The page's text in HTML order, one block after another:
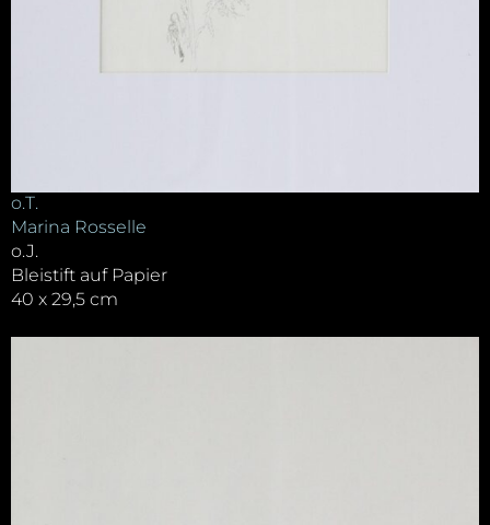
o.T.
Marina Rosselle
o.J.
Bleistift auf Papier
40 x 29,5 cm